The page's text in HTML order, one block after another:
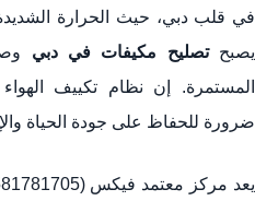
في قلب دبي، حيث الحرارة الشديدة
يصبحتصليح مكيفات في دبي
المستمرة. إن نظام تكييف
ضرورة للحفاظ على جودة الحياة